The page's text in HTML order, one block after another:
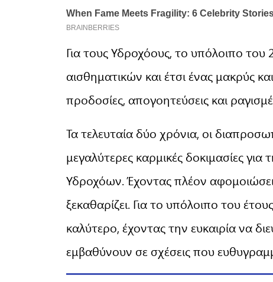
Για τους Υδροχόους, το υπόλοιπο
αισθηματικών και έτσι ένας μακρύς
προδοσίες, απογοητεύσεις και
Τα τελευταία δύο χρόνια, οι
μεγαλύτερες καρμικές δοκιμασίες
Υδροχόων. Έχοντας πλέον
ξεκαθαρίζει. Για το υπόλοιπο του
καλύτερο, έχοντας την ευκαιρία να
εμβαθύνουν σε σχέσεις που